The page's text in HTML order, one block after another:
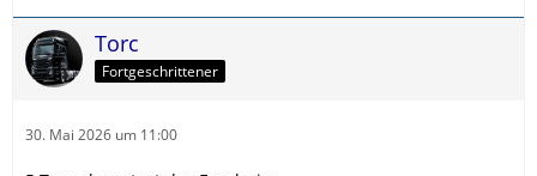
Torc
Fortgeschrittener
30. Mai 2026 um 11:00